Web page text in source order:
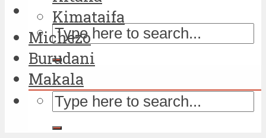
Kimataifa
Michezo
Burudani
Makala